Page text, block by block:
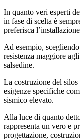
In quanto veri esperti
in fase di scelta è
preferisca
Ad esempio,
resistenza maggiore
salsedine.
La costruzione del silos
esigenze specifiche
sismico elevato.
Alla luce di quanto
rappresenta un vero e
progettazione,